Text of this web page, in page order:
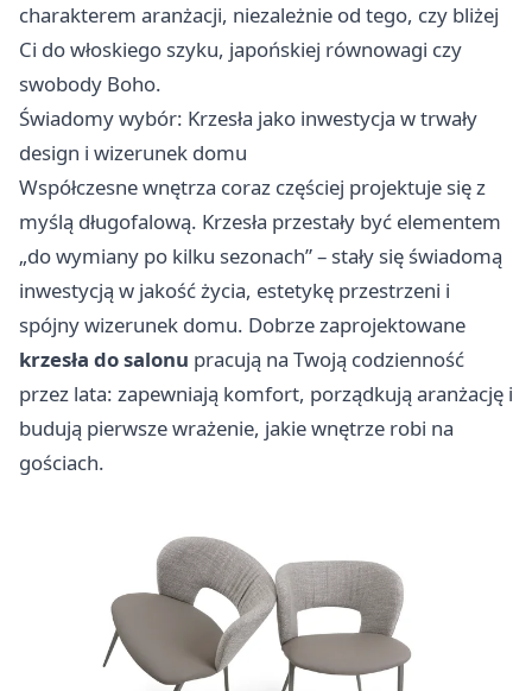
charakterem aranżacji, niezależnie od tego, czy bliżej
Ci do włoskiego szyku, japońskiej równowagi czy
swobody Boho.
Świadomy wybór: Krzesła jako inwestycja w trwały
design i wizerunek domu
Współczesne wnętrza coraz częściej projektuje się z
myślą długofalową. Krzesła przestały być elementem
„do wymiany po kilku sezonach” – stały się świadomą
inwestycją w jakość życia, estetykę przestrzeni i
spójny wizerunek domu. Dobrze zaprojektowane
krzesła do salonu pracują na Twoją codzienność
przez lata: zapewniają komfort, porządkują aranżację i
budują pierwsze wrażenie, jakie wnętrze robi na
gościach.